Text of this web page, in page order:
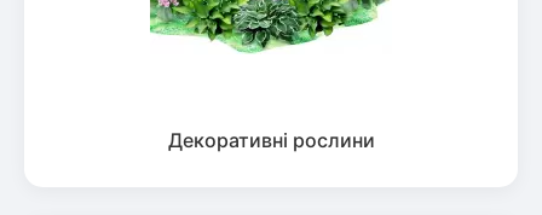
Декоративні рослини